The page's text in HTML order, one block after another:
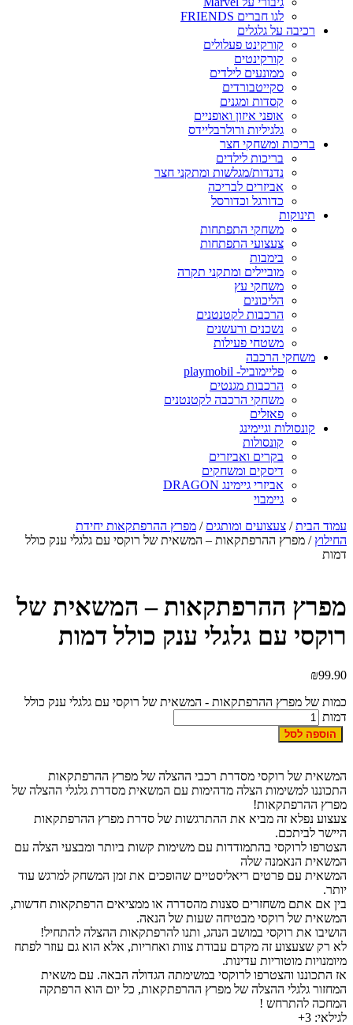
לגו חברים FRIENDS
רכיבה על גלגלים
קורקינט פעלולים
קורקינטים
ממונעים לילדים
סקייטבורדים
קסדות ומגנים
אופני איזון ואופניים
גלגיליות ורולרבליידס
בריכות ומשחקי חצר
בריכות לילדים
נדנדות/מגלשות ומתקני חצר
אביזרים לבריכה
כדורגל וכדורסל
תינוקות
משחקי התפתחות
צעצועי התפתחות
בימבות
מוביילים ומתקני תקרה
משחקי עץ
הליכונים
הרכבות לקטנטנים
נשכנים ורעשנים
משטחי פעילות
משחקי הרכבה
פליימוביל- playmobil
הרכבות מגנטים
משחקי הרכבה לקטנטנים
פאזלים
קונסולות וגיימינג
קונסולות
בקרים ואביזרים
דיסקים ומשחקים
אביזרי גיימינג DRAGON
גיימבוי
עמוד הבית/ צעצועים ומותגים / מפרץ ההרפתקאות יחידת
החילוץ / מפרץ ההרפתקאות – המשאית של רוקסי עם גלגלי ענק כולל
דמות
מפרץ ההרפתקאות – המשאית של
רוקסי עם גלגלי ענק כולל דמות
₪99.90
כמות של מפרץ ההרפתקאות - המשאית של רוקסי עם גלגלי ענק כולל
דמות
הוספה לסל
המשאית של רוקסי מסדרת רכבי ההצלה של מפרץ ההרפתקאות
התכוננו למשימות הצלה מדהימות עם המשאית מסדרת גלגלי ההצלה של
מפרץ ההרפתקאות!
צעצוע נפלא זה מביא את ההתרגשות של סדרת מפרץ ההרפתקאות
היישר לביתכם.
הצטרפו לרוקסי בהתמודדות עם משימות קשות ביותר ומבצעי הצלה עם
המשאית הנאמנה שלה
המשאית עם פרטים ריאליסטיים שהופכים את זמן המשחק למרגש עוד
יותר.
בין אם אתם משחזרים סצנות מהסדרה או ממציאים הרפתקאות חדשות,
המשאית של רוקסי מבטיחה שעות של הנאה.
הושיבו את רוקסי במושב הנהג, ותנו להרפתקאות ההצלה להתחיל!
לא רק שצעצוע זה מקדם עבודת צוות ואחריות, אלא הוא גם עוזר לפתח
מיומנויות מוטוריות עדינות.
אז התכוננו והצטרפו לרוקסי במשימתה הגדולה הבאה. עם משאית
המחזור גלגלי ההצלה של מפרץ ההרפתקאות, כל יום הוא הרפתקה
המחכה להתרחש !
לגילאי: 3+